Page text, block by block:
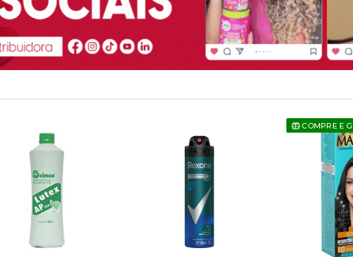
COMPRE E